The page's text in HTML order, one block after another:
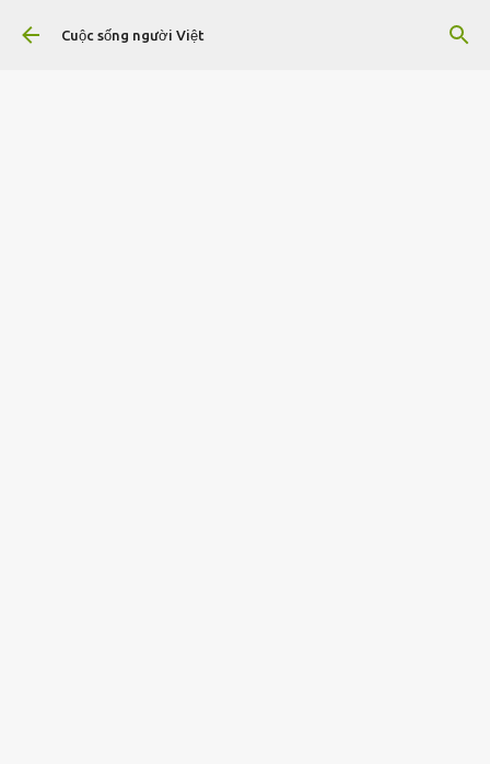
Chuyển đến nội dung chính
Cuộc sống người Việt